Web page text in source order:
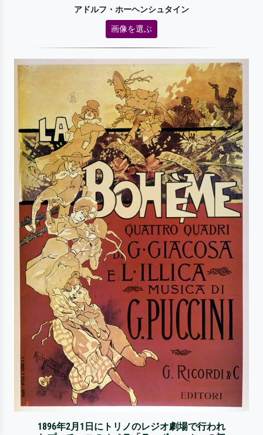
アドルフ・ホーヘンシュタイン
画像を選ぶ
1896年2月1日にトリノのレジオ劇場で行われ